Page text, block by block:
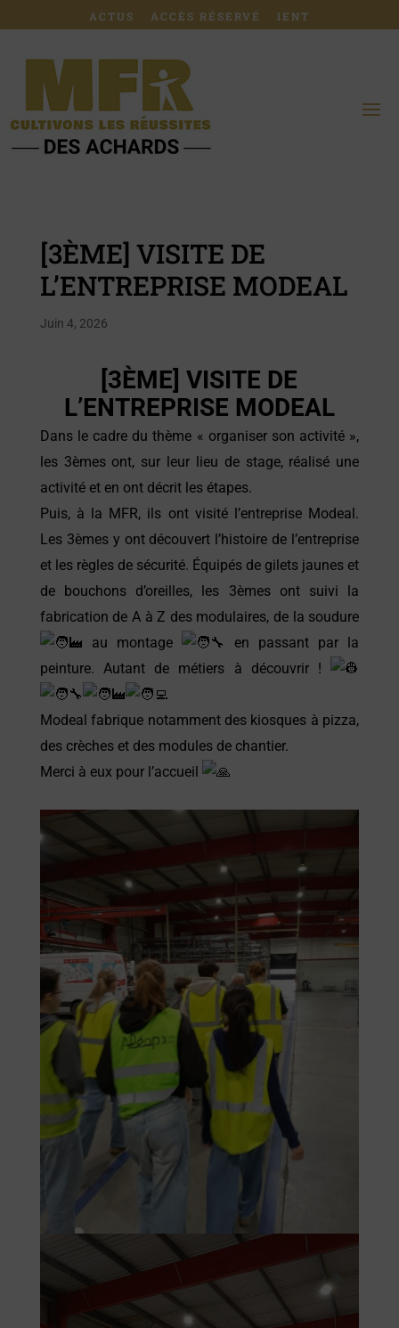
ACTUS ACCÈS RÉSERVÉ IENT
[3ÈME] VISITE DE
L’ENTREPRISE MODEAL
Juin 4, 2026
[3ÈME] VISITE DE
L’ENTREPRISE MODEAL
Dans le cadre du thème « organiser son activité »,
les 3èmes ont, sur leur lieu de stage, réalisé une
activité et en ont décrit les étapes.
Puis, à la MFR, ils ont visité l’entreprise Modeal.
Les 3èmes y ont découvert l’histoire de l’entreprise
et les règles de sécurité. Équipés de gilets jaunes et
de bouchons d’oreilles, les 3èmes ont suivi la
fabrication de A à Z des modulaires, de la soudure
au montage
en passant par la
peinture. Autant de métiers à découvrir !
Modeal fabrique notamment des kiosques à pizza,
des crèches et des modules de chantier.
Merci à eux pour l’accueil